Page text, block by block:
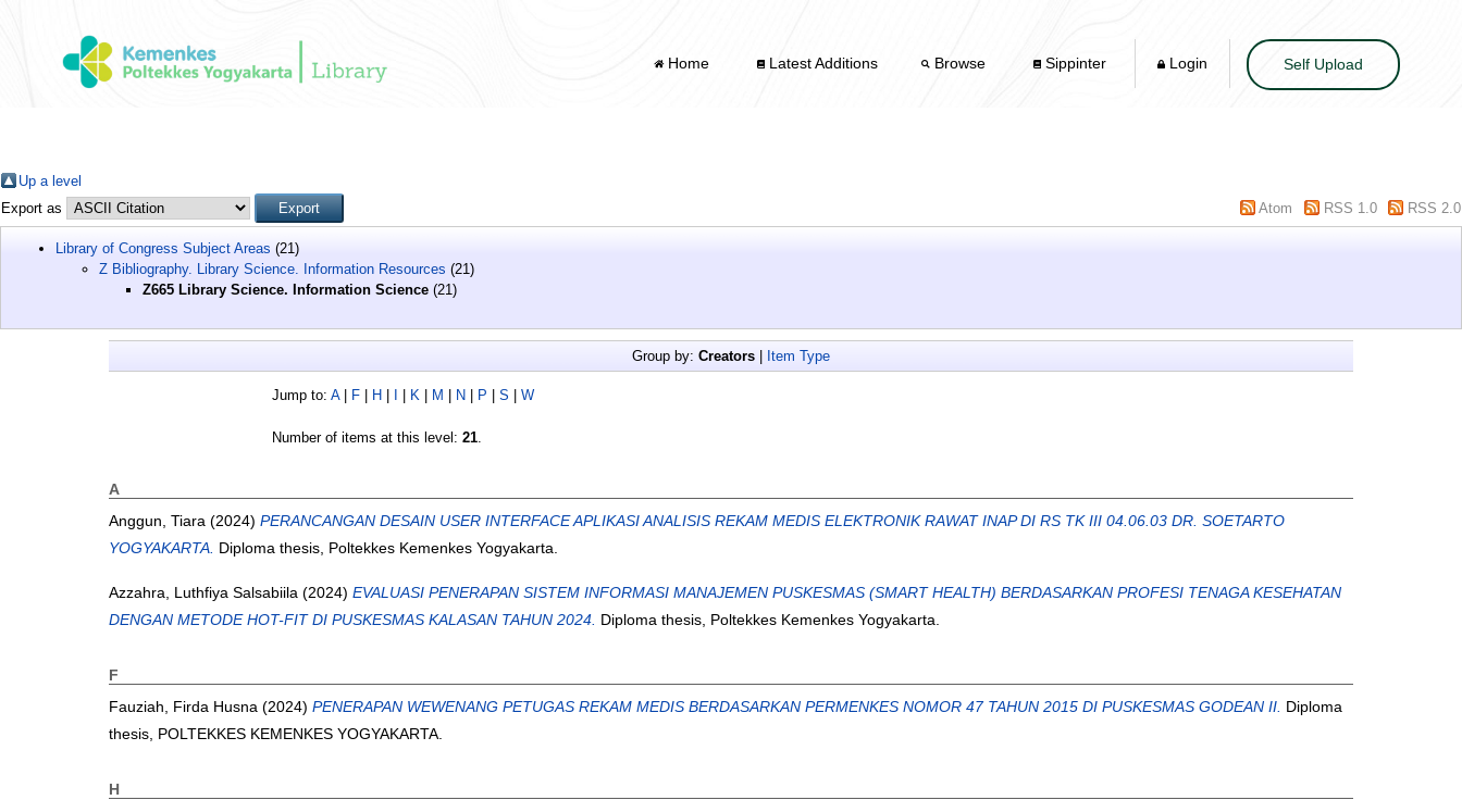
Home Latest Additions Browse Sippinter Login Self Upload
Up a level
Export as
Atom RSS 1.0 RSS 2.0
Library of Congress Subject Areas (21)
Z Bibliography. Library Science. Information Resources (21)
Z665 Library Science. Information Science (21)
Group by: Creators Item Type
Jump to: A| F H K M N P S W
Number of items at this level: 21.
A
Anggun, Tiara (2024) PERANCANGAN DESAIN USER INTERFACE APLIKASI ANALISIS REKAM MEDIS ELEKTRONIK RAWAT INAP DI RS TK III 04.06.03 DR. SOETARTO
YOGYAKARTA. Diploma thesis, Poltekkes Kemenkes Yogyakarta.
Azzahra, Luthfiya Salsabiila (2024) EVALUASI PENERAPAN SISTEM INFORMASI MANAJEMEN PUSKESMAS (SMART HEALTH) BERDASARKAN PROFESI TENAGA KESEHATAN
DENGAN METODE HOT-FIT DI PUSKESMAS KALASAN TAHUN 2024. Diploma thesis, Poltekkes Kemenkes Yogyakarta.
F
Fauziah, Firda Husna (2024) PENERAPAN WEWENANG PETUGAS REKAM MEDIS BERDASARKAN PERMENKES NOMOR 47 TAHUN 2015 DI PUSKESMAS GODEAN II. Diploma
thesis, POLTEKKES KEMENKES YOGYAKARTA.
H